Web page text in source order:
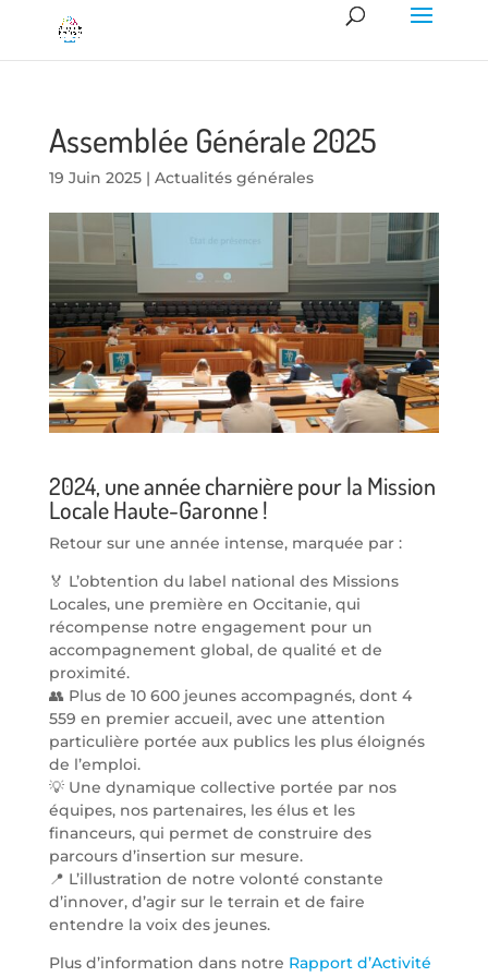
Assemblée Générale 2025
19 Juin 2025| Actualités générales
2024, une année charnière pour la Mission
Locale Haute-Garonne !
Retour sur une année intense, marquée par :
🏅 L’obtention du label national des Missions
Locales, une première en Occitanie, qui
récompense notre engagement pour un
accompagnement global, de qualité et de
proximité.
👥 Plus de 10 600 jeunes accompagnés, dont 4
559 en premier accueil, avec une attention
particulière portée aux publics les plus éloignés
de l’emploi.
💡 Une dynamique collective portée par nos
équipes, nos partenaires, les élus et les
financeurs, qui permet de construire des
parcours d’insertion sur mesure.
📍 L’illustration de notre volonté constante
d’innover, d’agir sur le terrain et de faire
entendre la voix des jeunes.
Plus d’information dans notre Rapport d’Activité